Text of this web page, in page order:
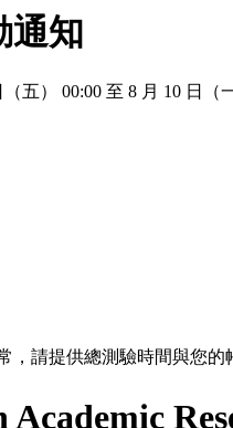
通知
） 00:00 至 8 月 10 日
請提供總測驗時間與您的
Academic